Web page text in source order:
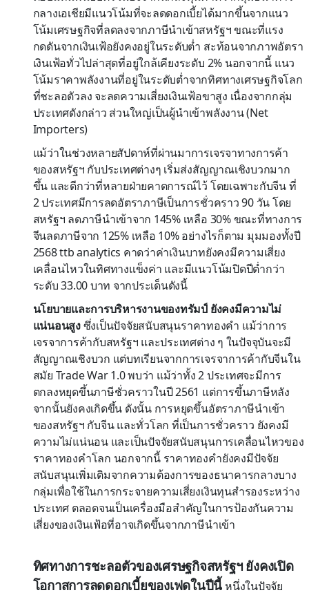
กลางเอเชียมีแนวโน้มที่จะลดดอกเบี้ยได้มากขึ้นจากแนว
โน้มเศรษฐกิจที่ลดลงจากภาษีนำเข้าสหรัฐฯ ขณะที่แรง
กดดันจากเงินเฟ้อยังคงอยู่ในระดับต่ำ สะท้อนจากภาพอัตรา
เงินเฟ้อทั่วไปล่าสุดที่อยู่ใกล้เคียงระดับ 2% นอกจากนี้ แนว
โน้มราคาพลังงานที่อยู่ในระดับต่ำจากทิศทางเศรษฐกิจโลก
ที่ชะลอตัวลง จะลดความเสี่ยงเงินเฟ้อขาสูง เนื่องจากกลุ่ม
ประเทศดังกล่าว ส่วนใหญ่เป็นผู้นำเข้าพลังงาน (Net
Importers)
แม้ว่าในช่วงหลายสัปดาห์ที่ผ่านมาการเจรจาทางการค้า
ของสหรัฐฯ กับประเทศต่างๆ เริ่มส่งสัญญาณเชิงบวกมาก
ขึ้น และดีกว่าที่หลายฝ่ายคาดการณ์ไว้ โดยเฉพาะกับจีน ที่
2 ประเทศมีการลดอัตราภาษีเป็นการชั่วคราว 90 วัน โดย
สหรัฐฯ ลดภาษีนำเข้าจาก 145% เหลือ 30% ขณะที่ทางการ
จีนลดภาษีจาก 125% เหลือ 10% อย่างไรก็ตาม มุมมองทั้งปี
2568 ttb analytics คาดว่าค่าเงินบาทยังคงมีความเสี่ยง
เคลื่อนไหวในทิศทางแข็งค่า และมีแนวโน้มปิดปีต่ำกว่า
ระดับ 33.00 บาท จากประเด็นดังนี้
นโยบายและการบริหารงานของทรัมป์ ยังคงมีความไม่
แน่นอนสูงซึ่งเป็นปัจจัยสนับสนุนราคาทองคำ แม้ว่าการ
เจรจาการค้ากับสหรัฐฯ และประเทศต่าง ๆ ในปัจจุบันจะมี
สัญญาณเชิงบวก แต่บทเรียนจากการเจรจาการค้ากับจีนใน
สมัย Trade War 1.0 พบว่า แม้ว่าทั้ง 2 ประเทศจะมีการ
ตกลงหยุดขึ้นภาษีชั่วคราวในปี 2561 แต่การขึ้นภาษีหลัง
จากนั้นยังคงเกิดขึ้น ดังนั้น การหยุดขึ้นอัตราภาษีนำเข้า
ของสหรัฐฯ กับจีน และทั่วโลก ที่เป็นการชั่วคราว ยังคงมี
ความไม่แน่นอน และเป็นปัจจัยสนับสนุนการเคลื่อนไหวของ
ราคาทองคำโลก นอกจากนี้ ราคาทองคำยังคงมีปัจจัย
สนับสนุนเพิ่มเติมจากความต้องการของธนาคารกลางบาง
กลุ่มเพื่อใช้ในการกระจายความเสี่ยงเงินทุนสำรองระหว่าง
ประเทศ ตลอดจนเป็นเครื่องมือสำคัญในการป้องกันความ
เสี่ยงของเงินเฟ้อที่อาจเกิดขึ้นจากภาษีนำเข้า
ทิศทางการชะลอตัวของเศรษฐกิจสหรัฐฯ ยังคงเปิด
โอกาสการลดดอกเบี้ยของเฟดในปีนี้หนึ่งในปัจจัย